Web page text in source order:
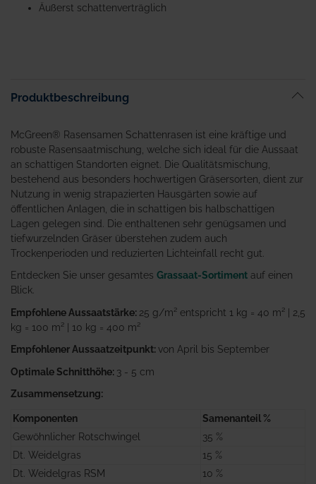
springenÄußerst schattenverträglich
Produktbeschreibung
McGreen® Rasensamen Schattenrasen ist eine kräftige und
robuste Rasensaatmischung, welche sich ideal für die Aussaat
an schattigen Standorten eignet. Die Qualitätsmischung,
bestehend aus besonders hochwertigen Gräsersorten, dient zur
Nutzung in wenig strapazierten Hausgärten sowie auf
öffentlichen Anlagen, die in schattigen bis halbschattigen
Lagen gelegen sind. Die enthaltenen sehr genügsamen und
tiefwurzelnden Gräser überstehen zudem auch
Trockenperioden und reduzierten Lichteinfall recht gut.
Entdecken Sie unser gesamtes Grassaat-Sortiment auf einen
Blick.
Empfohlene Aussaatstärke: 25 g/m² entspricht 1 kg = 40 m² | 2,5
kg = 100 m² | 10 kg = 400 m²
Empfohlener Aussaatzeitpunkt:von April bis September
Optimale Schnitthöhe: 3 - 5 cm
Zusammensetzung:
Komponenten
Samenanteil %
Gewöhnlicher Rotschwingel
35 %
Dt. Weidelgras
15 %
Dt. Weidelgras RSM
10 %